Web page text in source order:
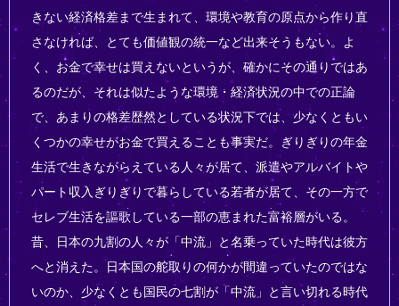
きない経済格差まで生まれて、環境や教育の原点から作り直
さなければ、とても価値観の統一など出来そうもない。よ
く、お金で幸せは買えないというが、確かにその通りではあ
るのだが、それは似たような環境・経済状況の中での正論
で、あまりの格差歴然としている状況下では、少なくともい
くつかの幸せがお金で買えることも事実だ。ぎりぎりの年金
生活で生きながらえている人々が居て、派遣やアルバイトや
パート収入ぎりぎりで暮らしている若者が居て、その一方で
セレブ生活を謳歌している一部の恵まれた富裕層がいる。
昔、日本の九割の人々が「中流」と名乗っていた時代は彼方
へと消えた。日本国の舵取りの何かが間違っていたのではな
いのか、少なくとも国民の七割が「中流」と言い切れる時代